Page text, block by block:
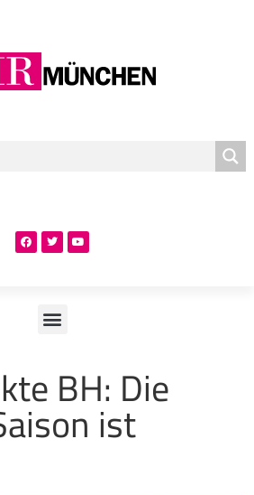
BH: Die
ist